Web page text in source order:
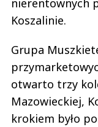
nierentownych
Koszalinie.
Grupa
otwarto trzy
Mazowieckiej,
krokiem było